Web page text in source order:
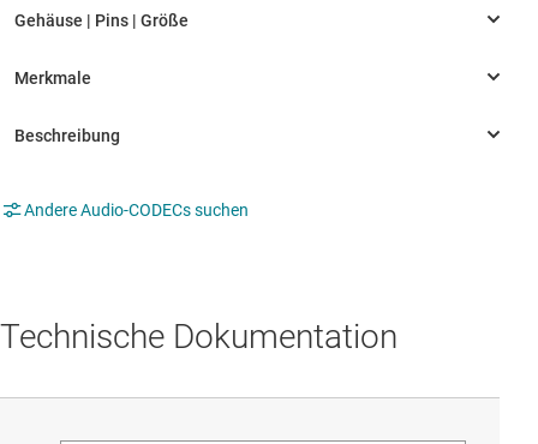
Andere Audio-CODECs suchen
Technische Dokumentation